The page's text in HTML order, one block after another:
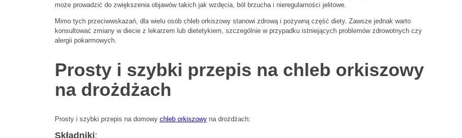
może prowadzić do zwiększenia objawów takich jak wzdęcia, ból brzucha i nieregularności jelitowe.
Mimo tych przeciwwskazań, dla wielu osób chleb orkiszowy stanowi zdrową i pożywną część diety. Zawsze jednak warto
konsultować zmiany w diecie z lekarzem lub dietetykiem, szczególnie w przypadku istniejących problemów zdrowotnych czy
alergii pokarmowych.
Prosty i szybki przepis na chleb orkiszowy
na drożdżach
Prosty i szybki przepis na domowy chleb orkiszowyna drożdżach:
Składniki: